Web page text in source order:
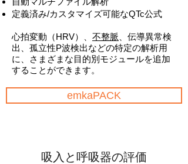
定義済み/カスタマイズ可能なQTc公式
心拍変動（HRV）、 不整脈 、伝導異常検
出、孤立性P波検出などの特定の解析用
に、さまざまな目的別モジュールを追加
することができます。
emkaPACK
吸入と呼吸器の評価